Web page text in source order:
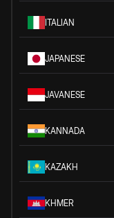
ITALIAN
JAPANESE
JAVANESE
KANNADA
KAZAKH
KHMER